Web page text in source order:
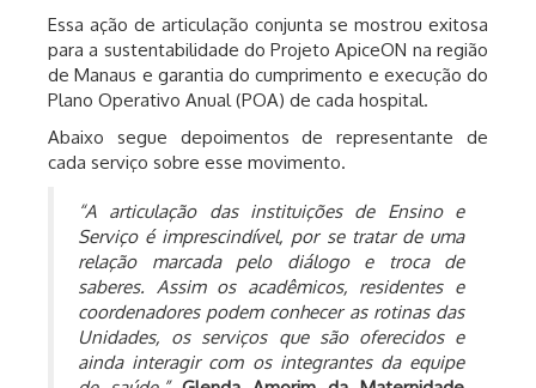
Essa ação de articulação conjunta se mostrou exitosa
para a sustentabilidade do Projeto ApiceON na região
de Manaus e garantia do cumprimento e execução do
Plano Operativo Anual (POA) de cada hospital.
Abaixo segue depoimentos de representante de
cada serviço sobre esse movimento.
“A articulação das instituições de Ensino e
Serviço é imprescindível, por se tratar de uma
relação marcada pelo diálogo e troca de
saberes. Assim os acadêmicos, residentes e
coordenadores podem conhecer as rotinas das
Unidades, os serviços que são oferecidos e
ainda interagir com os integrantes da equipe